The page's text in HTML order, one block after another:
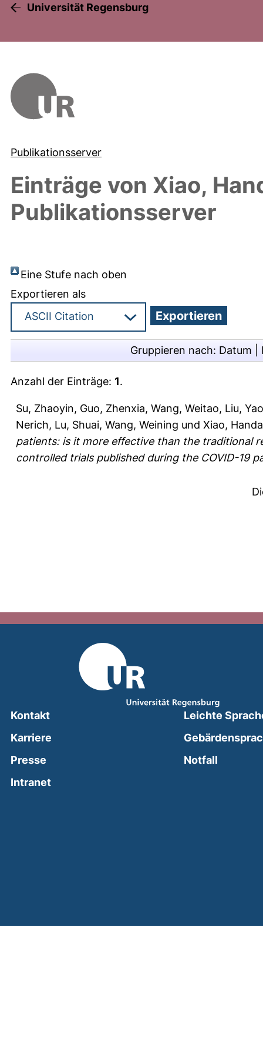
Universität Regensburg
Publikationsserver
Einträge von Xiao,
Publikationsserver
Eine Stufe nach oben
Exportieren als
Gruppieren nach: Datum
Anzahl der Einträge: 1.
Su, Zhaoyin, Guo, Zhenxia, Wang, Weitao, Liu, Yao
Nerich, Lu, Shuai, Wang, Weining und Xiao,
patients: is it more effective than the traditional
controlled trials published during the COVID-19
Kontakt
Karriere
Presse
Intranet(external link, opens in a new window)
Leichte
Notfall